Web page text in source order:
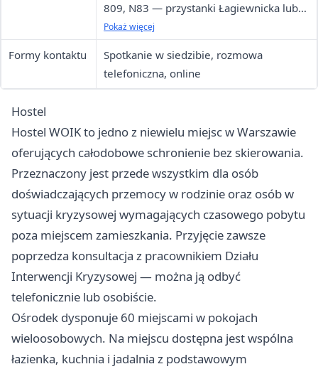
809, N83 — przystanki Łagiewnicka lub
Pelikanów
Pokaż więcej
Formy kontaktu
Spotkanie w siedzibie, rozmowa
telefoniczna, online
Hostel
Hostel WOIK to jedno z niewielu miejsc w Warszawie
oferujących całodobowe schronienie bez skierowania.
Przeznaczony jest przede wszystkim dla osób
doświadczających przemocy w rodzinie oraz osób w
sytuacji kryzysowej wymagających czasowego pobytu
poza miejscem zamieszkania. Przyjęcie zawsze
poprzedza konsultacja z pracownikiem Działu
Interwencji Kryzysowej — można ją odbyć
telefonicznie lub osobiście.
Ośrodek dysponuje 60 miejscami w pokojach
wieloosobowych. Na miejscu dostępna jest wspólna
łazienka, kuchnia i jadalnia z podstawowym